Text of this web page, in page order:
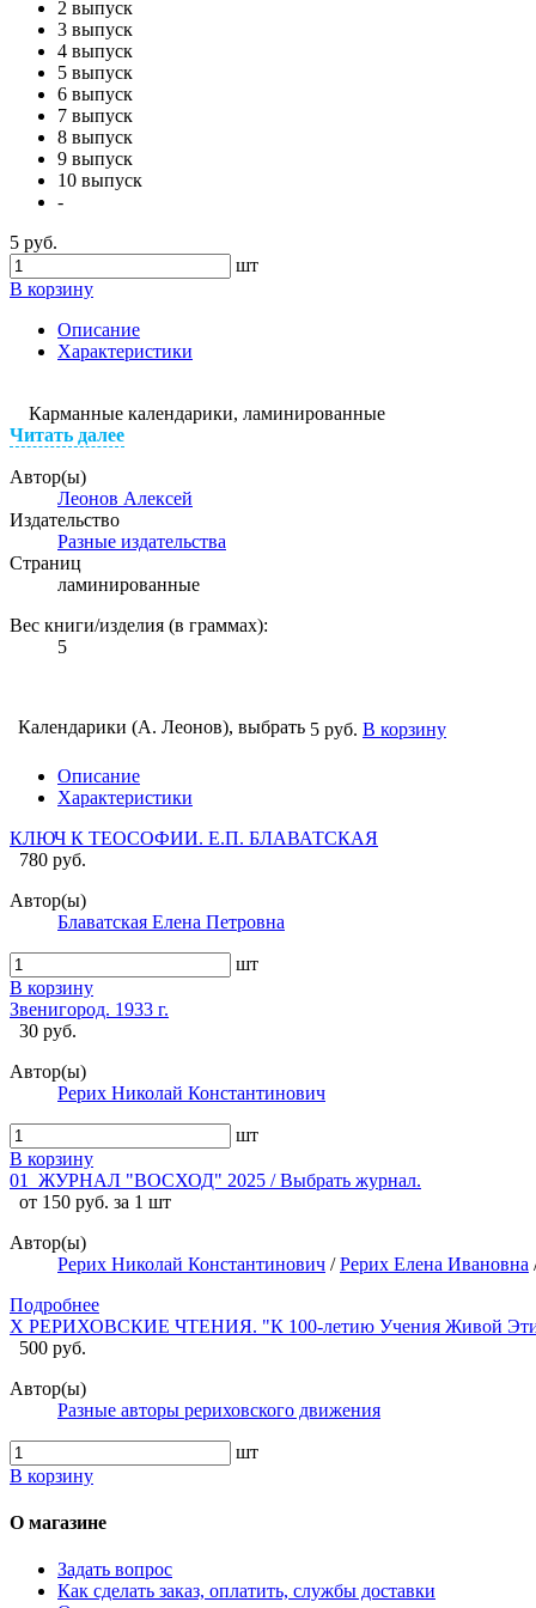
2 выпуск
3 выпуск
4 выпуск
5 выпуск
6 выпуск
7 выпуск
8 выпуск
9 выпуск
10 выпуск
-
5 руб.
шт
В корзину
Описание
Характеристики
Карманные календарики, ламинированные
Читать далее
Автор(ы)
Леонов Алексей
Издательство
Разные издательства
Страниц
ламинированные
Вес книги/изделия (в граммах):
5
Календарики (А. Леонов), выбрать 5 руб. В корзину
Описание
Характеристики
КЛЮЧ К ТЕОСОФИИ. Е.П. БЛАВАТСКАЯ
780 руб.
Автор(ы)
Блаватская Елена Петровна
шт
В корзину
Звенигород. 1933 г.
30 руб.
Автор(ы)
Рерих Николай Константинович
шт
В корзину
01_ЖУРНАЛ "ВОСХОД" 2025 / Выбрать журнал.
от 150 руб. за 1 шт
Автор(ы)
Рерих Николай Константинович /Рерих Елена Ивановна
Подробнее
X РЕРИХОВСКИЕ ЧТЕНИЯ. "К 100-летию Учения Живой
500 руб.
Автор(ы)
Разные авторы рериховского движения
шт
В корзину
О магазине
Задать вопрос
Как сделать заказ, оплатить, службы доставки